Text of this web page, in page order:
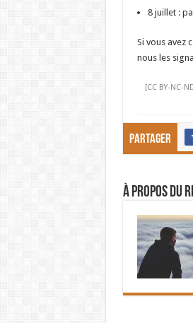
8 juillet :
Si vous avez
nous les
[CC BY-NC-
Partager
À propos du